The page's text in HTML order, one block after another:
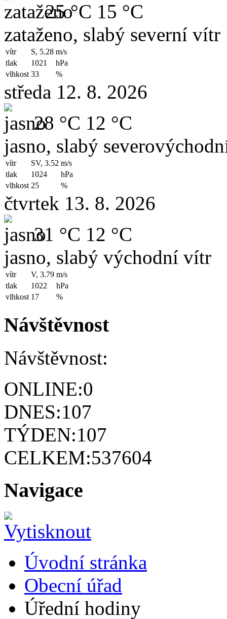
25 °C 15 °C
zataženo, slabý severní vítr
vítr S, 5.28 m/s
tlak
1021
hPa
vlhkost 33 %
středa 12. 8. 2026
28 °C 12 °C
jasno, slabý
vítr SV, 3.52 m/s
tlak
1024
hPa
vlhkost 25 %
čtvrtek 13. 8. 2026
31 °C 12 °C
jasno, slabý východní vítr
vítr V, 3.79 m/s
tlak
1022
hPa
vlhkost 17 %
Návštěvnost
Návštěvnost:
ONLINE:0
DNES:107
TÝDEN:107
CELKEM:537604
Navigace
Úvodní stránka
Obecní úřad
Úřední hodiny